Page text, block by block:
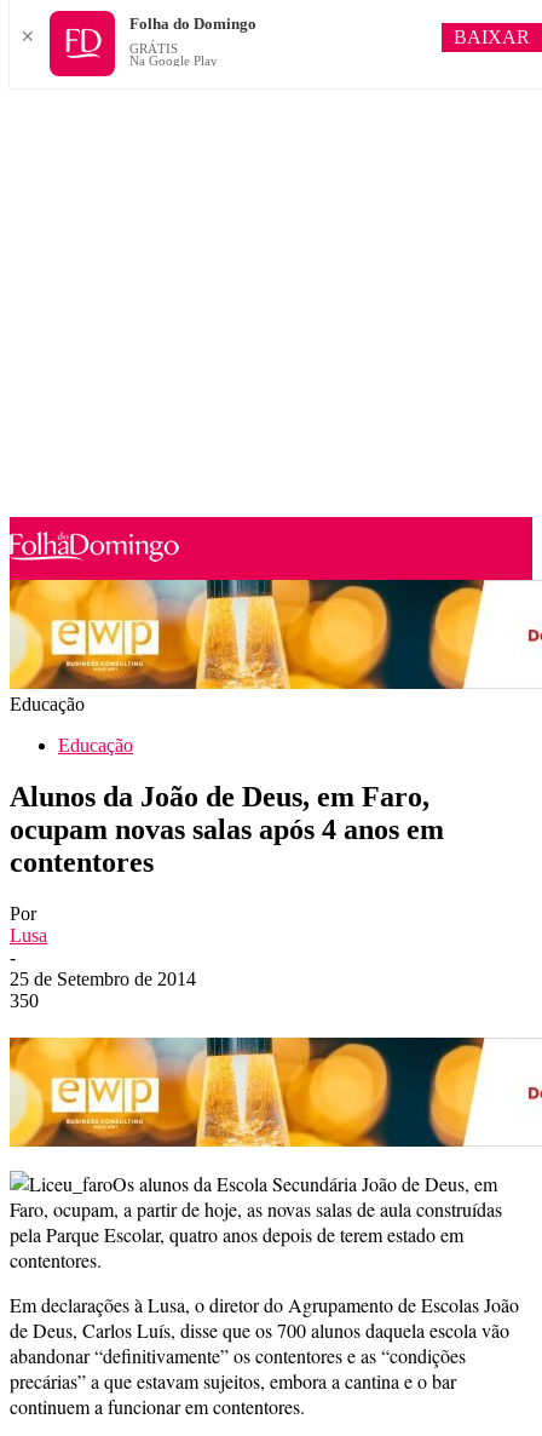
Educação
Educação
Alunos da João de Deus, em Faro,
ocupam novas salas após 4 anos em
contentores
Por
Lusa
-
25 de Setembro de 2014
350
Os alunos da Escola Secundária João de Deus, em
Faro, ocupam, a partir de hoje, as novas salas de aula construídas
pela Parque Escolar, quatro anos depois de terem estado em
contentores.
Em declarações à Lusa, o diretor do Agrupamento de Escolas João
de Deus, Carlos Luís, disse que os 700 alunos daquela escola vão
abandonar “definitivamente” os contentores e as “condições
precárias” a que estavam sujeitos, embora a cantina e o bar
continuem a funcionar em contentores.
✕
Folha do Domingo
GRÁTIS
Na Google Play
BAIXAR